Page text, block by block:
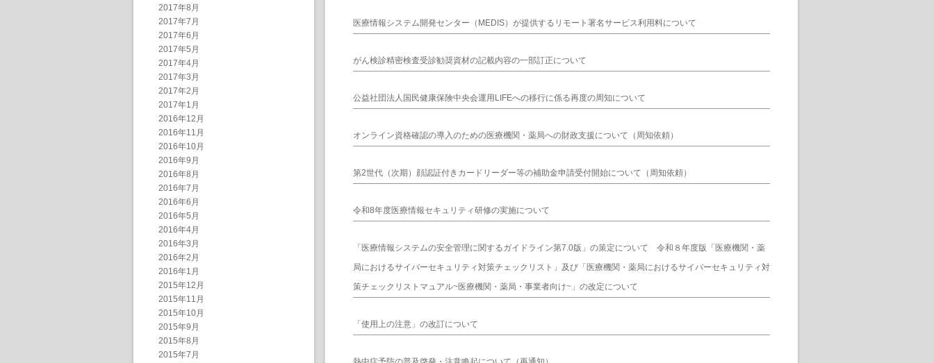
2017年8月
2017年7月
2017年6月
2017年5月
2017年4月
2017年3月
2017年2月
2017年1月
2016年12月
2016年11月
2016年10月
2016年9月
2016年8月
2016年7月
2016年6月
2016年5月
2016年4月
2016年3月
2016年2月
2016年1月
2015年12月
2015年11月
2015年10月
2015年9月
2015年8月
2015年7月
医療情報システム開発センター（MEDIS）が提供するリモート署名サービス利用料について
がん検診精密検査受診勧奨資材の記載内容の一部訂正について
公益社団法人国民健康保険中央会運用LIFEへの移行に係る再度の周知について
オンライン資格確認の導入のための医療機関・薬局への財政支援について（周知依頼）
第2世代（次期）顔認証付きカードリーダー等の補助金申請受付開始について（周知依頼）
令和8年度医療情報セキュリティ研修の実施について
「医療情報システムの安全管理に関するガイドライン第7.0版」の策定について 令和８年度版「医療機関・薬
局におけるサイバーセキュリティ対策チェックリスト」及び「医療機関・薬局におけるサイバーセキュリティ対
策チェックリストマュアル~医療機関・薬局・事業者向け~」の改定について
「使用上の注意」の改訂について